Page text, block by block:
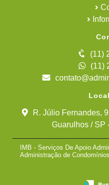
(11)
(11)
R. Júlio Fernandes,
Guarulhos / SP
IMB - Serviços De Apoio
Administração de Condomínios